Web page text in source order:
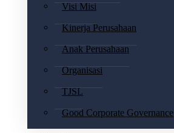
Visi Misi
Kinerja Perusahaan
Anak Perusahaan
Organisasi
TJSL
Good Corporate Governance